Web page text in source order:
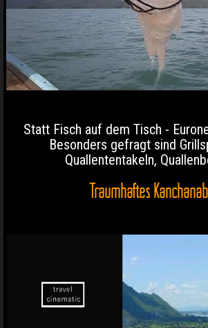
Statt Fisch auf dem Tisch -
Besonders gefragt sind
Quallententakeln,
Traumhaftes